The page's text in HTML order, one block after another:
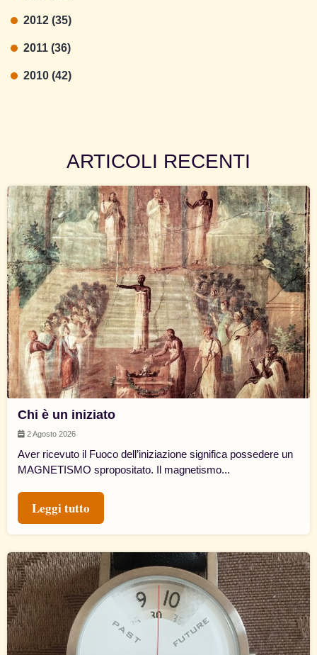
2012 (35)
2011 (36)
2010 (42)
ARTICOLI RECENTI
Chi è un iniziato
2 Agosto 2026
Aver ricevuto il Fuoco dell’iniziazione significa possedere un
MAGNETISMO spropositato. Il magnetismo...
Leggi tutto